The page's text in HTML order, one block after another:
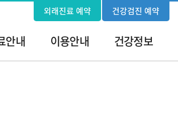
외래진료 예약 건강검진 예약
안내 이용안내 건강정보